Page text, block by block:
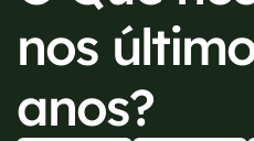
nos
anos?